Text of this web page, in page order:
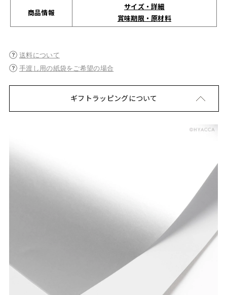
商品情報
サイズ・詳細
賞味期限・原材料
送料について
手渡し用の紙袋をご希望の場合
ギフトラッピングについて